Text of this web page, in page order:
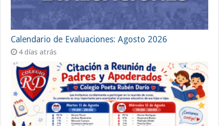
Calendario de Evaluaciones: Agosto 2026
4 días atrás